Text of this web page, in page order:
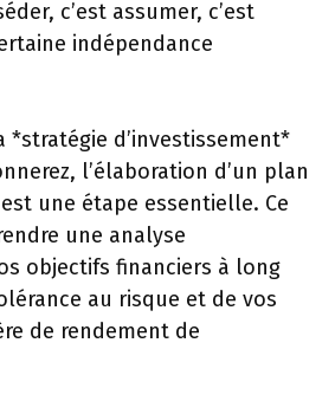
c’est assumer, c’est
indépendance
d’investissement*
l’élaboration d’un plan
une étape essentielle. Ce
une analyse
objectifs financiers à long
au risque et de vos
de rendement de